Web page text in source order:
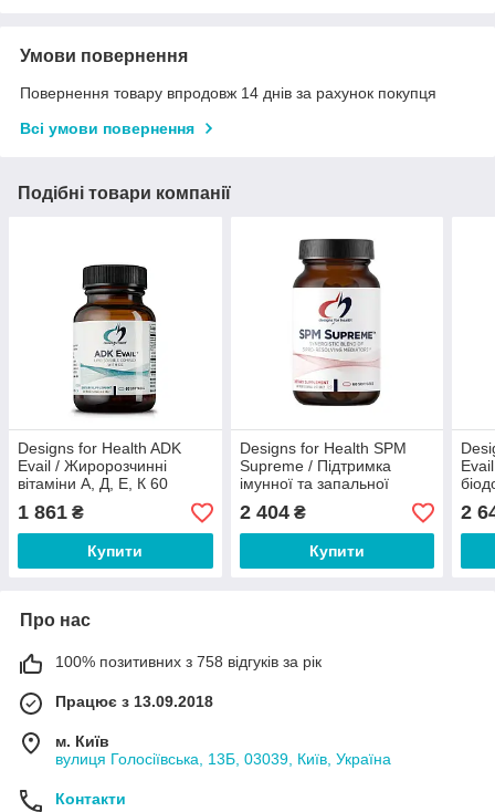
Умови повернення
Повернення товару впродовж 14 днів за рахунок покупця
Всі умови повернення
Подібні товари компанії
Designs for Health ADK
Evail / Жиророзчинні
вітаміни А, Д, Е, К 60
капсул
1 861 ₴
Купити
Designs for Health SPM
Supreme / Підтримка
імунної та запальної
відповіді 60 капсул
2 404₴
Купити
2
Про нас
100% позитивних з 758 відгуків за рік
Працює з 13.09.2018
м. Київ
вулиця Голосіївська, 13Б, 03039, Київ, Україна
Контакти